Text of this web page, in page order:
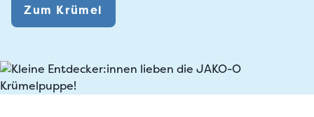
Zum Krümel